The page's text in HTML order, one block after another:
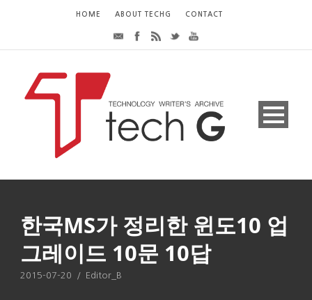
HOME ABOUT TECHG CONTACT
한국MS가 정리한 윈도10 업
그레이드 10문 10답
2015-07-20 / Editor_B